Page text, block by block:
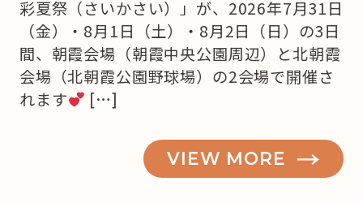
彩夏祭（さいかさい）」が、2026年7月31日
（金）・8月1日（土）・8月2日（日）の3日
間、朝霞会場（朝霞中央公園周辺）と北朝霞
会場（北朝霞公園野球場）の2会場で開催さ
れます
[…]
VIEW MORE